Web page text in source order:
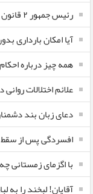
رئیس جمهور ۲ قانون مصوب مجلس را برای اجرا ابلاغ کرد
آیا امکان بارداری
همه چیز درباره
علائم اختلالات
دعای زبان بند
افسردگی پس از
با اگزمای زمستانی
آقایان! لبخند را به